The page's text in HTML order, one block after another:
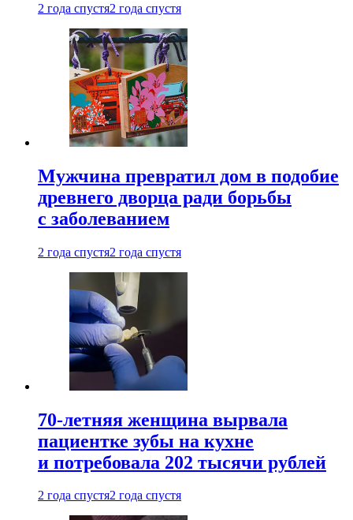
2 года спустя2 года спустя
Мужчина превратил дом в подобие
древнего дворца ради борьбы
с заболеванием
2 года спустя2 года спустя
70-летняя женщина вырвала
пациентке зубы на кухне
и потребовала 202 тысячи рублей
2 года спустя2 года спустя